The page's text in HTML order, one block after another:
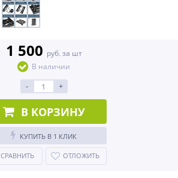
1 500 руб. за шт
В наличии
- +
В КОРЗИНУ
КУПИТЬ В 1 КЛИК
СРАВНИТЬ ОТЛОЖИТЬ